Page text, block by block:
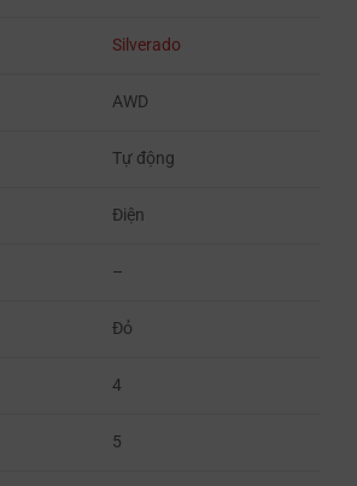
Silverado
AWD
Tự động
Điện
–
Đỏ
4
5